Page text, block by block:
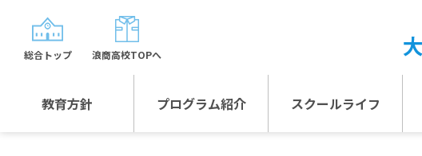
教育方針 プログラム紹介 スクールライフ
総合トップ 浪商高校TOPへ